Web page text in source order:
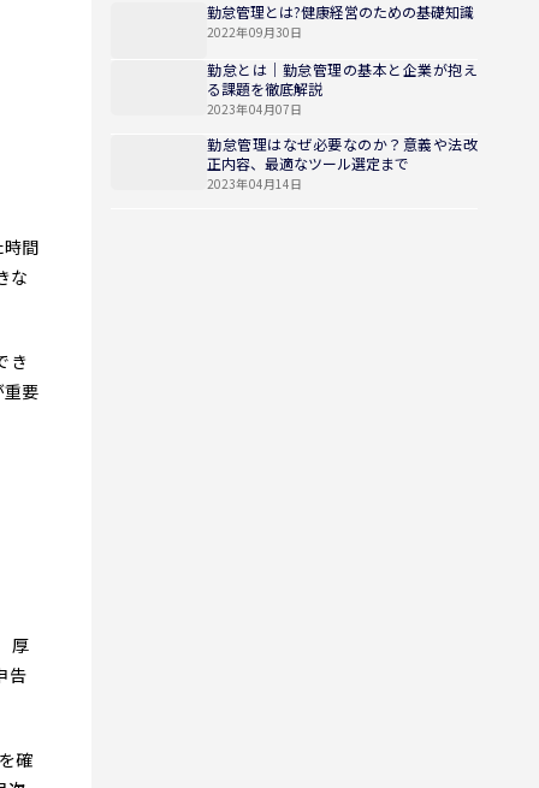
間
な
き
要
厚
告
確
勤怠管理とは?健康経営のための基礎知識
2022年09月30日
勤怠とは｜勤怠管理の基本と企業が抱え
る課題を徹底解説
2023年04月07日
勤怠管理はなぜ必要なのか？意義や法改
正内容、最適なツール選定まで
2023年04月14日